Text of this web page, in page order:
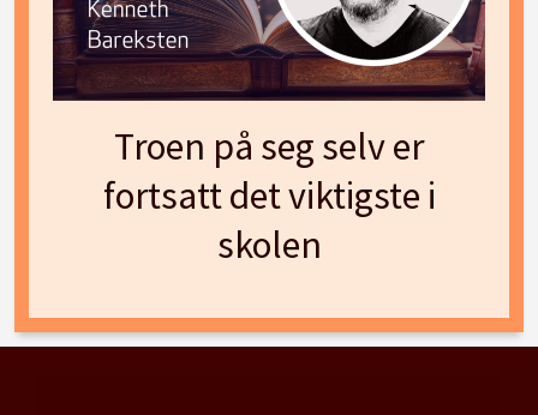
Troen på seg selv er
fortsatt det viktigste i
skolen